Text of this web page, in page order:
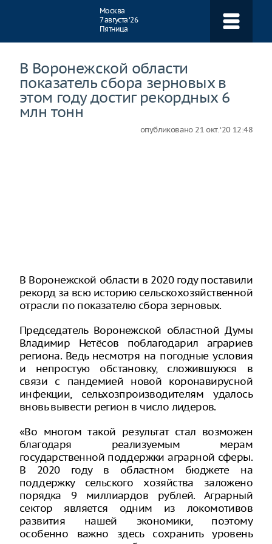
Москва
7 августа ‘26
Пятница
В Воронежской области
показатель сбора зерновых в
этом году достиг рекордных 6
млн тонн
опубликовано 21 окт. ‘20 12:48
В Воронежской области в 2020 году поставили
рекорд за всю историю сельскохозяйственной
отрасли по показателю сбора зерновых.
Председатель Воронежской областной Думы
Владимир Нетёсов поблагодарил аграриев
региона. Ведь несмотря на погодные условия
и непростую обстановку, сложившуюся в
связи с пандемией новой коронавирусной
инфекции, сельхозпроизводителям удалось
вновь вывести регион в число лидеров.
«Во многом такой результат стал возможен
благодаря реализуемым мерам
государственной поддержки аграрной сферы.
В 2020 году в областном бюджете на
поддержку сельского хозяйства заложено
порядка 9 миллиардов рублей. Аграрный
сектор является одним из локомотивов
развития нашей экономики, поэтому
особенно важно здесь сохранить уровень